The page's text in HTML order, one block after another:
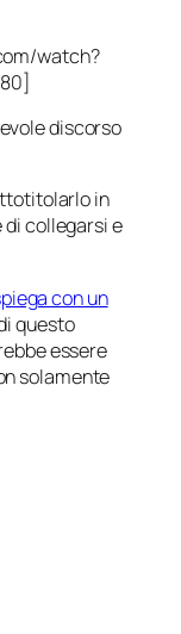
watch?
discorso
in
collegarsi e
con un
questo
essere
solamente